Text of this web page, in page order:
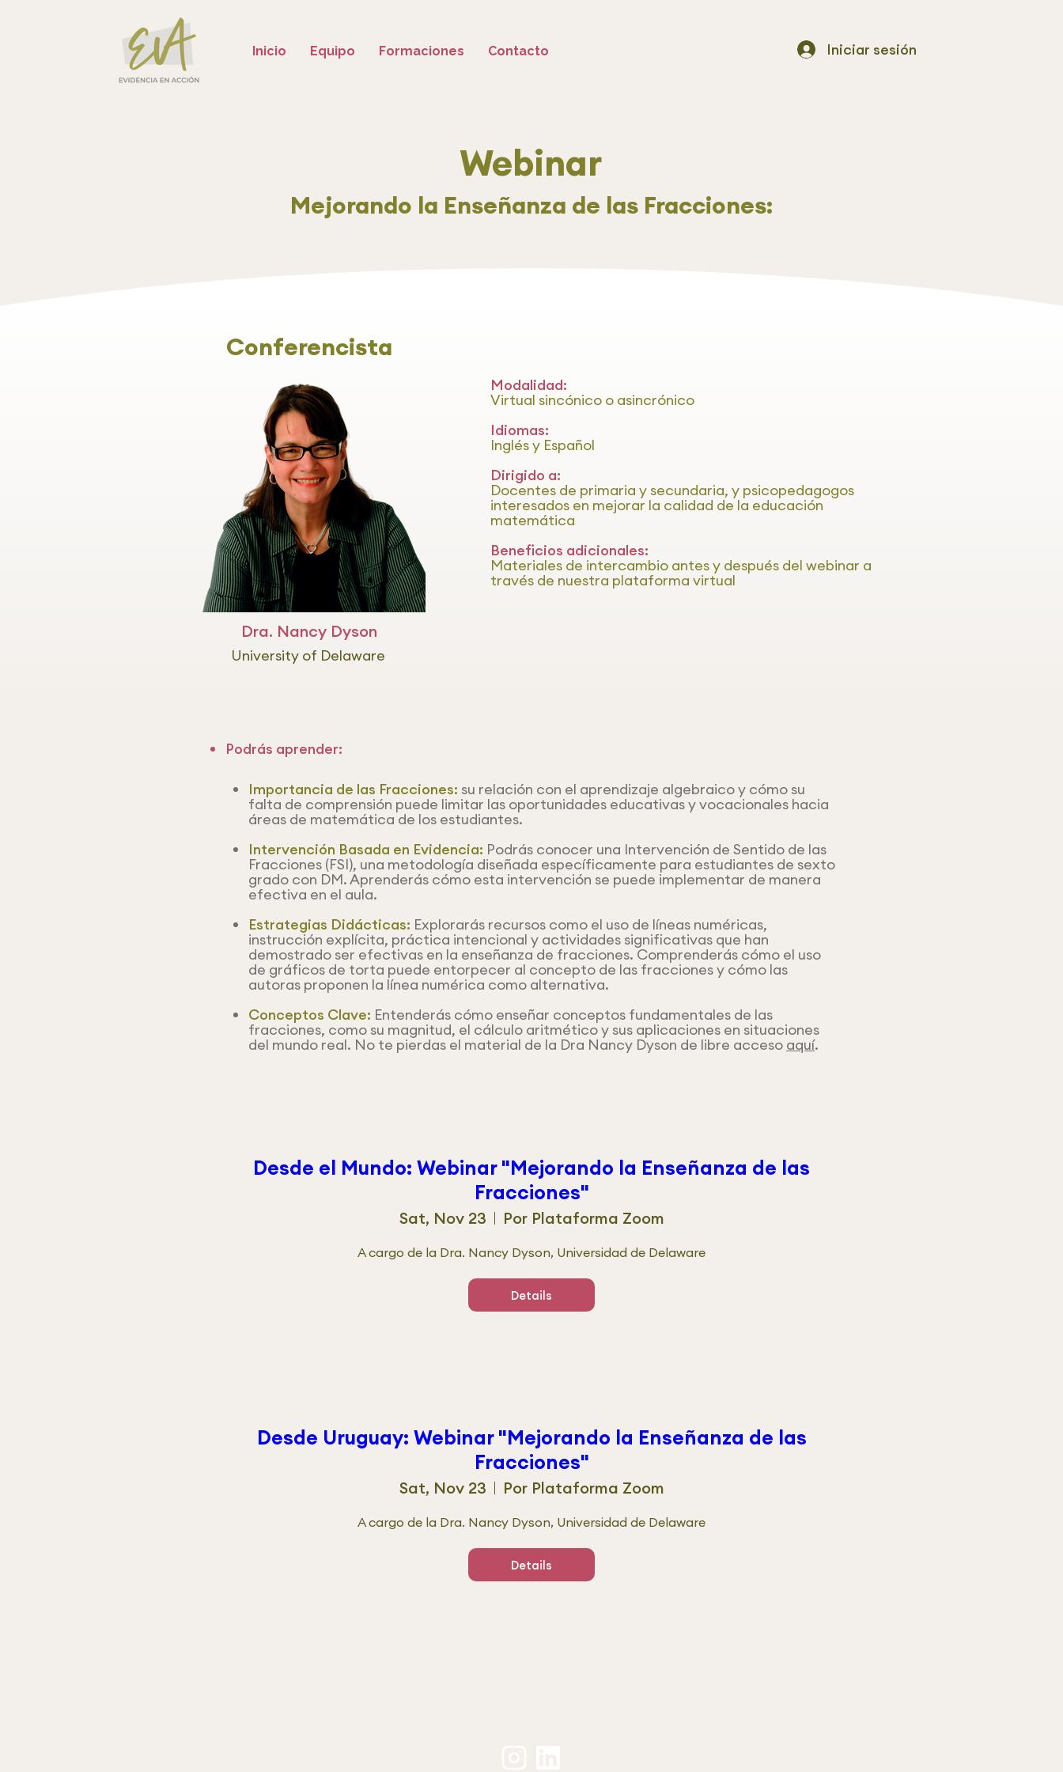
Inicio Equipo Formaciones Contacto Iniciar sesión
Webinar
Mejorando la Enseñanza de las Fracciones:
Conferencista
Dra. Nancy Dyson
University of Delaware
Modalidad:
Virtual sincónico o asincrónico
Idiomas:
Inglés y Español
Dirigido a:
Docentes de primaria y secundaria, y psicopedagogos
interesados en mejorar la calidad de la educación
matemática
Beneficios adicionales:
Materiales de intercambio antes y después del webinar a
través de nuestra plataforma virtual
Podrás aprender:
Importancia de las Fracciones: su relación con el aprendizaje algebraico y cómo su
falta de comprensión puede limitar las oportunidades educativas y vocacionales hacia
áreas de matemática de los estudiantes.
Intervención Basada en Evidencia: Podrás conocer una Intervención de Sentido de las
Fracciones (FSI), una metodología diseñada específicamente para estudiantes de sexto
grado con DM. Aprenderás cómo esta intervención se puede implementar de manera
efectiva en el aula.
Estrategias Didácticas: Explorarás recursos como el uso de líneas numéricas,
instrucción explícita, práctica intencional y actividades significativas que han
demostrado ser efectivas en la enseñanza de fracciones. Comprenderás cómo el uso
de gráficos de torta puede entorpecer al concepto de las fracciones y cómo las
autoras proponen la línea numérica como alternativa.
Conceptos Clave: Entenderás cómo enseñar conceptos fundamentales de las
fracciones, como su magnitud, el cálculo aritmético y sus aplicaciones en situaciones
del mundo real. No te pierdas el material de la Dra Nancy Dyson de libre acceso aquí.
Desde el Mundo: Webinar "Mejorando la Enseñanza de las
Fracciones"
Sat, Nov 23 Por Plataforma Zoom
A cargo de la Dra. Nancy Dyson, Universidad de Delaware
Details
Desde Uruguay: Webinar "Mejorando la Enseñanza de las
Fracciones"
Sat, Nov 23 Por Plataforma Zoom
A cargo de la Dra. Nancy Dyson, Universidad de Delaware
Details